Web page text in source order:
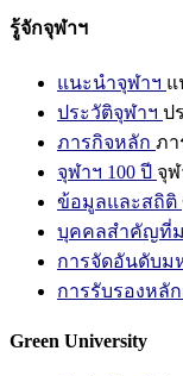
รู้จักจุฬาฯ
แนะนำจุฬาฯ แ
ประวัติจุฬาฯ ป
ภารกิจหลัก ภา
จุฬาฯ 100 ปี จุฬ
ข้อมูลและสถิติ
บุคคลสำคัญที่ม
การจัดอันดับม
การรับรองหลั
Green University